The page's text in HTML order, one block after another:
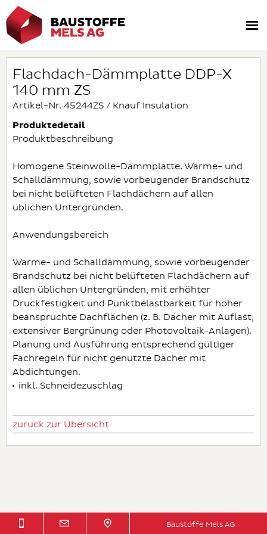
Flachdach-Dämmplatte DDP-X
140 mm ZS
Artikel-Nr. 45244ZS / Knauf Insulation
Produktedetail
Produktbeschreibung
Homogene Steinwolle-Dämmplatte. Wärme- und
Schalldämmung, sowie vorbeugender Brandschutz
bei nicht belüfteten Flachdächern auf allen
üblichen Untergründen.
Anwendungsbereich
Wärme- und Schalldämmung, sowie vorbeugender
Brandschutz bei nicht belüfteten Flachdächern auf
allen üblichen Untergründen, mit erhöhter
Druckfestigkeit und Punktbelastbarkeit für höher
beanspruchte Dachflächen (z. B. Dächer mit Auflast,
extensiver Bergrünung oder Photovoltaik-Anlagen).
Planung und Ausführung entsprechend gültiger
Fachregeln für nicht genutzte Dächer mit
Abdichtungen.
inkl. Schneidezuschlag
zurück zur Übersicht
Baustoffe Mels AG